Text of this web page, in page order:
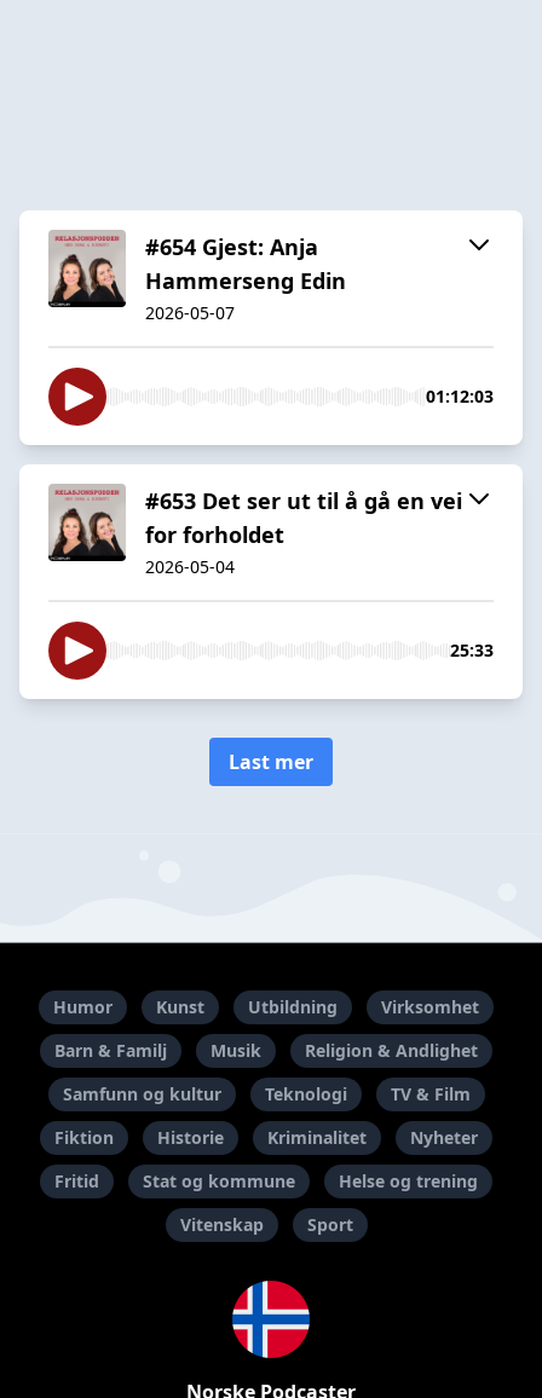
#654 Gjest: Anja
Hammerseng Edin
2026-05-07
01:12:03
#653 Det ser ut til å gå en vei
for forholdet
2026-05-04
25:33
Last mer
Humor Kunst Utbildning
Virksomhet
Barn & Familj
Musik
Religion & Andlighet
Samfunn og kultur
Teknologi
TV & Film
Fiktion
Historie Kriminalitet
Nyheter
Fritid
Stat og kommune
Helse og trening
Vitenskap
Sport
Norske Podcaster